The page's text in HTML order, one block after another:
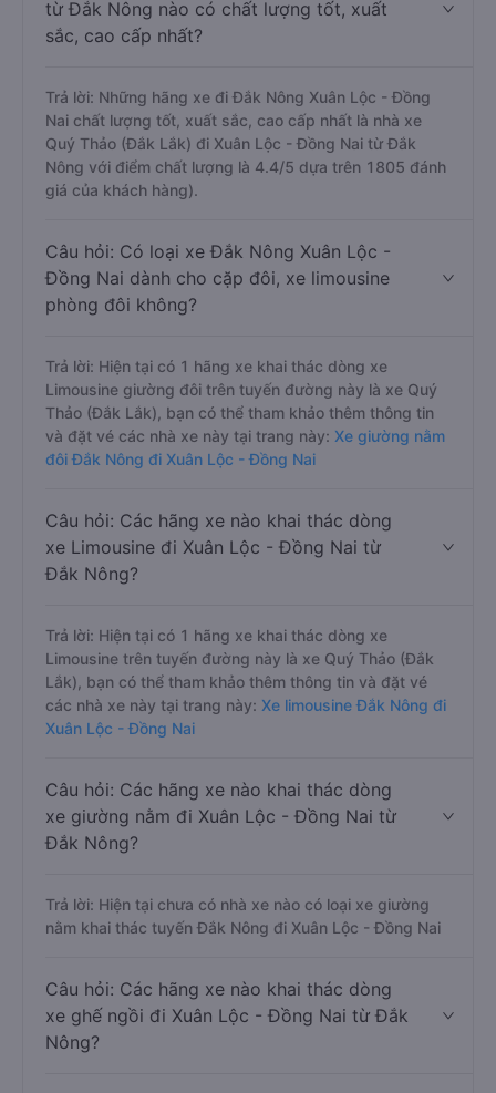
từ Đắk Nông nào có chất lượng tốt, xuất
sắc, cao cấp nhất?
Trả lời: Những hãng xe đi Đắk Nông Xuân Lộc - Đồng
Nai chất lượng tốt, xuất sắc, cao cấp nhất là nhà xe
Quý Thảo (Đắk Lắk) đi Xuân Lộc - Đồng Nai từ Đắk
Nông với điểm chất lượng là 4.4/5 dựa trên 1805 đánh
giá của khách hàng).
Câu hỏi: Có loại xe Đắk Nông Xuân Lộc -
Đồng Nai dành cho cặp đôi, xe limousine
phòng đôi không?
Trả lời: Hiện tại có 1 hãng xe khai thác dòng xe
Limousine giường đôi trên tuyến đường này là xe Quý
Thảo (Đắk Lắk), bạn có thể tham khảo thêm thông tin
và đặt vé các nhà xe này tại trang này: Xe giường nằm
đôi Đắk Nông đi Xuân Lộc - Đồng Nai
Câu hỏi: Các hãng xe nào khai thác dòng
xe Limousine đi Xuân Lộc - Đồng Nai từ
Đắk Nông?
Trả lời: Hiện tại có 1 hãng xe khai thác dòng xe
Limousine trên tuyến đường này là xe Quý Thảo (Đắk
Lắk), bạn có thể tham khảo thêm thông tin và đặt vé
các nhà xe này tại trang này: Xe limousine Đắk Nông đi
Xuân Lộc - Đồng Nai
Câu hỏi: Các hãng xe nào khai thác dòng
xe giường nằm đi Xuân Lộc - Đồng Nai từ
Đắk Nông?
Trả lời: Hiện tại chưa có nhà xe nào có loại xe giường
nằm khai thác tuyến Đắk Nông đi Xuân Lộc - Đồng Nai
Câu hỏi: Các hãng xe nào khai thác dòng
xe ghế ngồi đi Xuân Lộc - Đồng Nai từ Đắk
Nông?